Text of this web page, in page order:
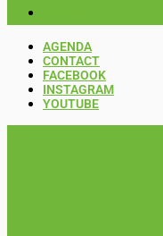
AGENDA
CONTACT
FACEBOOK
INSTAGRAM
YOUTUBE